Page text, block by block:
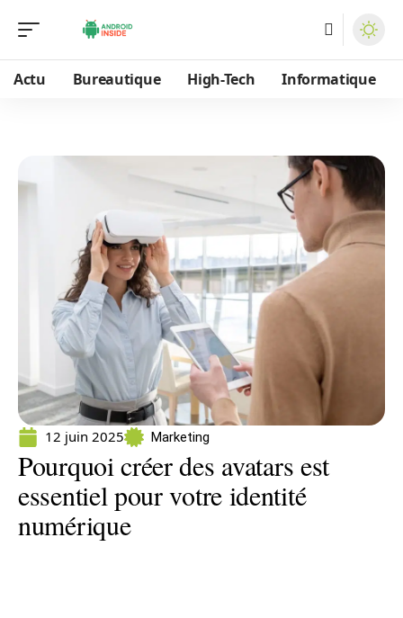
Actu Bureautique High-Tech Informatique
12 juin 2025 Marketing
Pourquoi créer des avatars est
essentiel pour votre identité
numérique